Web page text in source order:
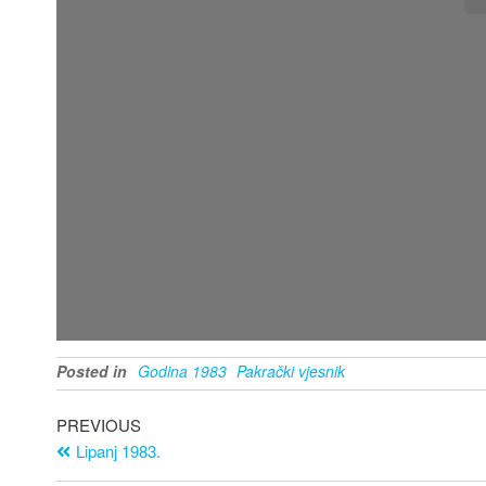
Posted in Godina 1983 Pakrački vjesnik
PREVIOUS
Lipanj 1983.